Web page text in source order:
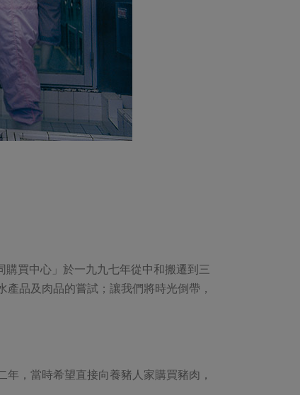
買中心」於一九九七年從中和搬遷到三
品及肉品的嘗試；讓我們將時光倒帶，
，當時希望直接向養豬人家購買豬肉，